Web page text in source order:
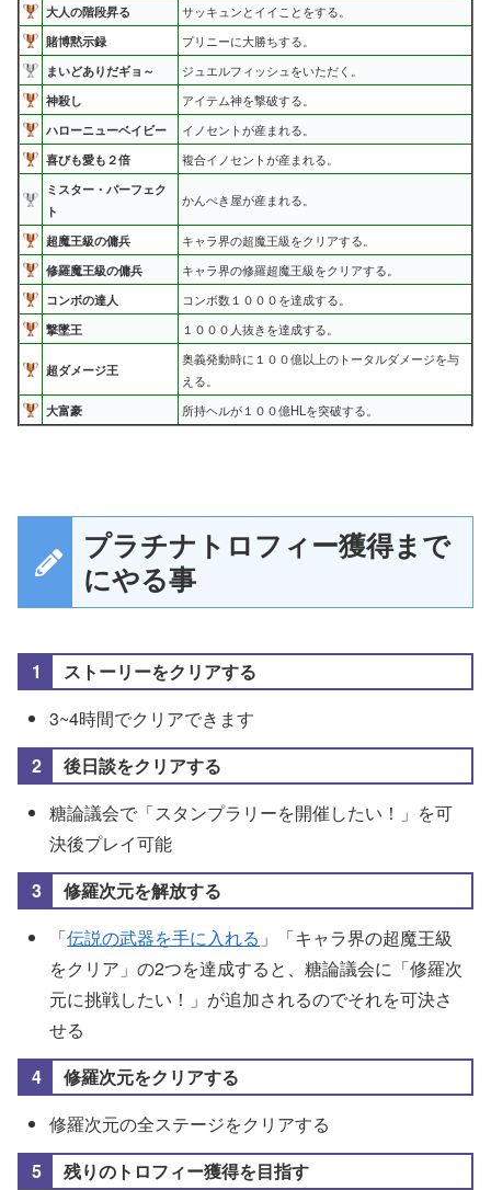
大人の階段昇る
サッキュンとイイことをする。
賭博黙示録
プリニーに大勝ちする。
まいどありだギョ～
ジュエルフィッシュをいただく。
神殺し
アイテム神を撃破する。
ハローニューベイビー
イノセントが産まれる。
喜びも愛も２倍
複合イノセントが産まれる。
ミスター・パーフェク
ト
かんぺき屋が産まれる。
超魔王級の傭兵
キャラ界の超魔王級をクリアする。
修羅魔王級の傭兵
キャラ界の修羅超魔王級をクリアする。
コンボの達人
コンボ数１０００を達成する。
撃墜王
１０００人抜きを達成する。
超ダメージ王
奥義発動時に１００億以上のトータルダメージを与
える。
大富豪
所持ヘルが１００億HLを突破する。
プラチナトロフィー獲得まで
にやる事
ストーリーをクリアする
3~4時間でクリアできます
後日談をクリアする
糖論議会で「スタンプラリーを開催したい！」を可
決後プレイ可能
修羅次元を解放する
「伝説の武器を手に入れる 」「キャラ界の超魔王級
をクリア」の2つを達成すると、糖論議会に「修羅次
元に挑戦したい！」が追加されるのでそれを可決さ
せる
修羅次元をクリアする
修羅次元の全ステージをクリアする
残りのトロフィー獲得を目指す